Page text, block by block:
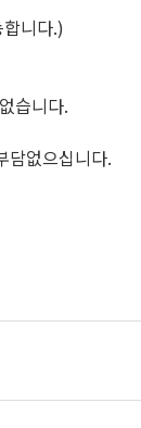
니다.)
습니다.
없으십니다.